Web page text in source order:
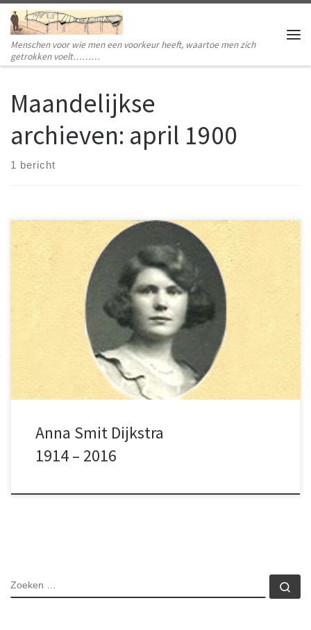
Ga naar inhoud
Menschen voor wie men een voorkeur heeft, waartoe men zich
getrokken voelt………
Maandelijkse
archieven: april 1900
1 bericht
De laatste persoon die Schokland heeft
bezocht toen het nog een eiland was.
Anna Smit Dijkstra
1914 – 2016
ZOEKEN